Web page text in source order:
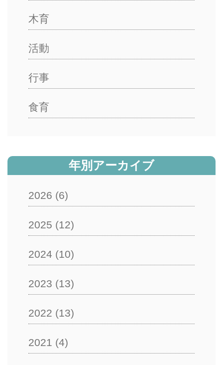
木育
活動
行事
食育
年別アーカイブ
2026 (6)
2025 (12)
2024 (10)
2023 (13)
2022 (13)
2021 (4)